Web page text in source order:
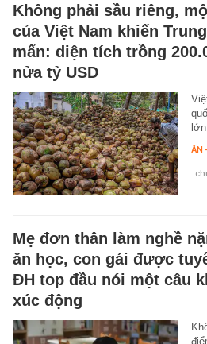
Không phải sầu riêng,
của Việt Nam khiến
mẩn: diện tích trồng
nửa tỷ USD
ĂN
Mẹ đơn thân làm nghề
ăn học, con gái được
ĐH top đầu nói một câu
xúc động